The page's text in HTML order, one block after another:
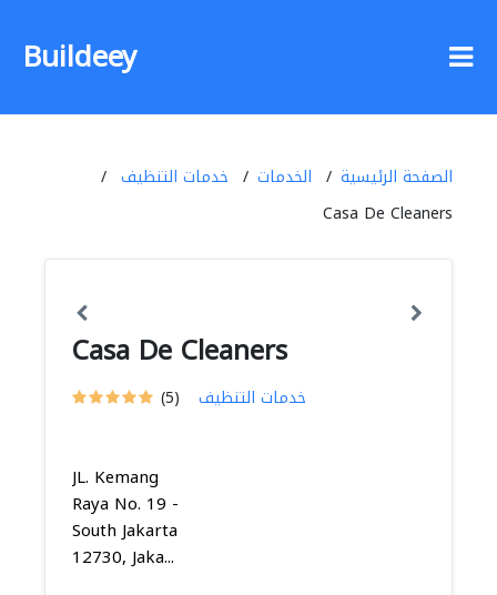
Buildeey
الصفحة الرئيسية الخدمات
خدمات التنظيف
Casa De Cleaners
Casa De Cleaners
(5) خدمات التنظيف
JL. Kemang
Raya No. 19 -
South Jakarta
12730, Jaka...